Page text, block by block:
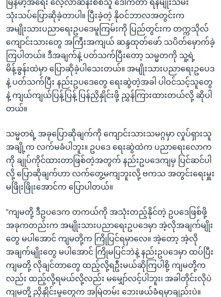
မြန်မာ့အရေး လေ့လာဆန်းစစ်သူ ဒေါက်တာ ရန်မျိုးသိမ်း
သုံးသပ်ပြောဆိုခဲ့တာပါ။ ပြီးခဲ့တဲ့ နိုဝင်ဘာလအတွင်းက
အမျိုးသားပညာရေးဥပဒေမူကြမ်းကို ပြည်တွင်းက တက္ကသိုလ်
ကျောင်းသားတွေ အကြီးအကျယ် ဆန္ဒထုတ်ဖော် သပိတ်မှောက်ခဲ့
ကြပါတယ်။ ဒီအချက်နဲ့ ပတ်သက်ပြီးတော့ သမ္မတကို သူ့ရဲ့
မိန့်ခွန်းထဲမှာ ပြောဆိုခဲ့ပါသေးတယ်။ အမျိုးသားပညာရေးဥပေဒ
နဲ့ ပတ်သက်ပြီး နည်းဥပဒေတွေ ရေးဆွဲတဲ့အခါ ပါဝင်သင့်သူတွေ
နဲ့ ကျယ်ကျယ်ပြန့်ပြန့် ပြန်ညှိနှိုင်းဖို့ ညွှန်ကြားထားတယ်လို့ ဆိုပါ
တယ်။
သမ္မတရဲ့ အခုပြောဆိုချက်ကို ကျောင်းသားသမဂ္ဂမှာ လှုပ်ရှားသူ
အချို့က လက်မခံပါဘူး။ ဥပဒေ ရေးဆွဲထဲက ပညာရေးလောက
ကို ချုပ်ကိုင်ထားတာဖြစ်တဲ့အတွက် နည်းဥပဒေကျမှ ပြင်ဆင်ပါ
လို့ ပြောဆိုချက်ဟာ လက်တွေ့မကျဘူးလို့ ဗကသ အတွင်းရေးမှူး
မဖြိုးဖြိုးအောင်က ပြောပါတယ်။
“ကျမတို့ ဒီဥပဒေက တကယ်ကို အသုံးတည့်နိုင်တဲ့ ဥပဒေဖြစ်ဖို့
အခုကတည်းက အမျိုးသားပညာရေးဥပဒေမှာ အဲ့လိုအချက်မျိုး
တွေ မပါအောင် ကျမတို့က ကြိုပြင်ရမှာလေ။ အဲ့တော့ အဲ့လို
အချက်မျိုးတွေ မပါအောင် ကြိုမပြင်ဘဲနဲ့ နည်းဥပဒေမှာ ထပ်ပြီး
ကျမတို့ လိုချင်တာတွေ ထည့်လို့ရဦးမယ်ဆိုကြပါစို့ ကျမတို့က
လည်း ထည့်လို့ရမယ်လို့လည်း မမျှော်လင့်ပါဘူး၊ အခါတိုင်းလိုပဲ
ကျမတို့ ညှိနှိုင်းမှုတွေက အမြဲတမ်း ဘေးဖယ်ခံရမှာချည်းပဲ။